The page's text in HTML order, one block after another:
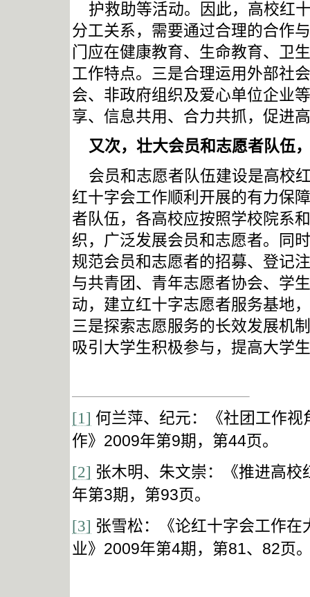
护救助等活动。因此，高校红
分工关系，需要通过合理的合作
门应在健康教育、生命教育、卫
工作特点。三是合理运用外部社
会、非政府组织及爱心单位企业
享、信息共用、合力共抓，促进
又次，壮大会员和志愿者队伍
会员和志愿者队伍建设是高校
红十字会工作顺利开展的有力保
者队伍，各高校应按照学校院系
织，广泛发展会员和志愿者。同
规范会员和志愿者的招募、登记
与共青团、青年志愿者协会、学
动，建立红十字志愿者服务基地
三是探索志愿服务的长效发展机
吸引大学生积极参与，提高大学
[1] 何兰萍、纪元：《社团工作
作》 2009年第9期，第44页。
[2] 张木明、朱文崇：《推进高
年第3期，第93页。
[3] 张雪松：《论红十字会工作
业》 2009年第4期，第81、 82页